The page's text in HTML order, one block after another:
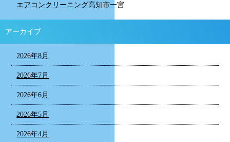
エアコンクリーニング高知市一宮
アーカイブ
2026年8月
2026年7月
2026年6月
2026年5月
2026年4月